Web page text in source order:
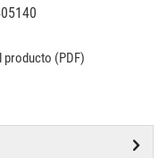
producto (PDF)